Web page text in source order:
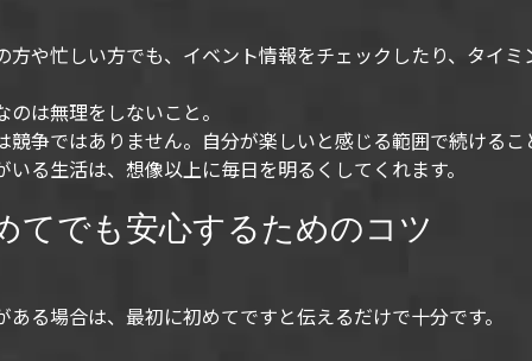
方や忙しい方でも、イベント情報をチェックしたり、タイ
のは無理をしないこと。
競争ではありません。自分が楽しいと感じる範囲で続ける
いる生活は、想像以上に毎日を明るくしてくれます。
てでも安心するためのコツ
ある場合は、最初に初めてですと伝えるだけで十分です。